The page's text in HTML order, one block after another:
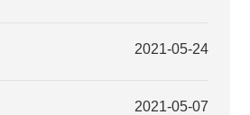
2021-05-24
2021-05-07